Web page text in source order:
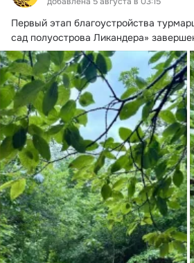
Первый этап благоустройства
сад полуострова Ликандера»